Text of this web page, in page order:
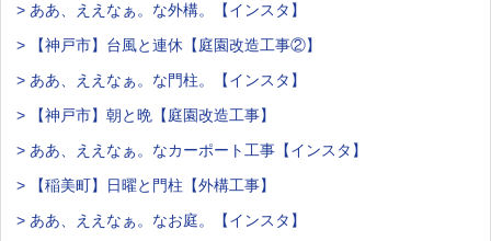
> ああ、ええなぁ。な外構。【インスタ】
> 【神戸市】台風と連休【庭園改造工事②】
> ああ、ええなぁ。な門柱。【インスタ】
> 【神戸市】朝と晩【庭園改造工事】
> ああ、ええなぁ。なカーポート工事【インスタ】
> 【稲美町】日曜と門柱【外構工事】
> ああ、ええなぁ。なお庭。【インスタ】